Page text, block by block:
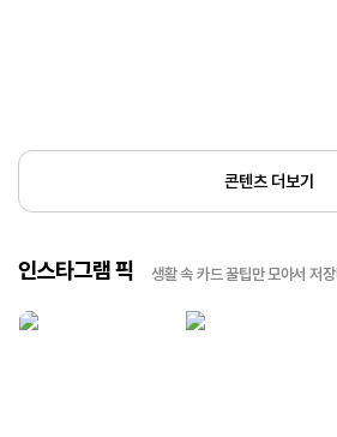
콘텐츠 더보기
인스타그램 픽 생활 속 카드 꿀팁만 모아서 저장!